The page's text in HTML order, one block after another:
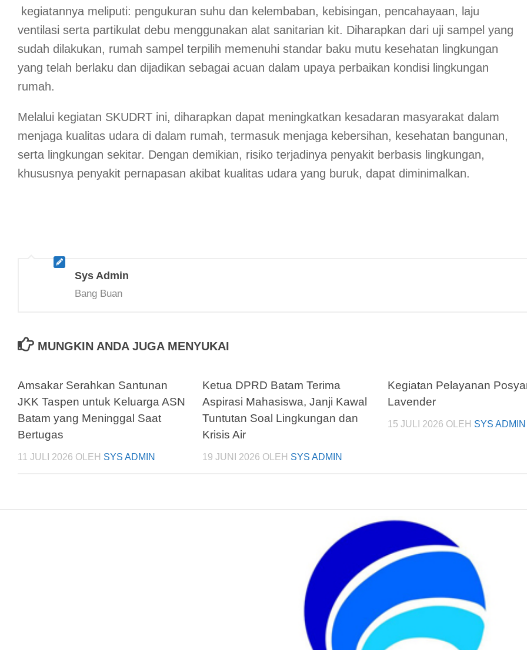
kegiatannya meliputi: pengukuran suhu dan kelembaban, kebisingan, pencahayaan, laju
ventilasi serta partikulat debu menggunakan alat sanitarian kit. Diharapkan dari uji sampel yang
sudah dilakukan, rumah sampel terpilih memenuhi standar baku mutu kesehatan lingkungan
yang telah berlaku dan dijadikan sebagai acuan dalam upaya perbaikan kondisi lingkungan
rumah.
Melalui kegiatan SKUDRT ini, diharapkan dapat meningkatkan kesadaran masyarakat dalam
menjaga kualitas udara di dalam rumah, termasuk menjaga kebersihan, kesehatan bangunan,
serta lingkungan sekitar. Dengan demikian, risiko terjadinya penyakit berbasis lingkungan,
khususnya penyakit pernapasan akibat kualitas udara yang buruk, dapat diminimalkan.
Sys Admin
Bang Buan
MUNGKIN ANDA JUGA MENYUKAI
Amsakar Serahkan Santunan
JKK Taspen untuk Keluarga ASN
Batam yang Meninggal Saat
Bertugas
11 JULI 2026 OLEH SYS ADMIN
Ketua DPRD Batam Terima
Aspirasi Mahasiswa, Janji Kawal
Tuntutan Soal Lingkungan dan
Krisis Air
19 JUNI 2026 OLEH SYS ADMIN
Kegiatan Pelayanan
Lavender
15 JULI 2026 OLEH SYS ADMIN